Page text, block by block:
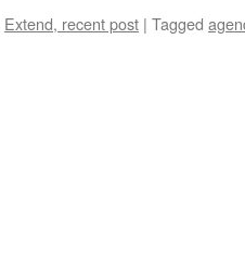
Extend, recent post | Tagged